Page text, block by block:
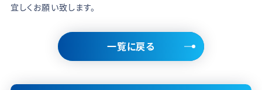
宜しくお願い致します。
一覧に戻る